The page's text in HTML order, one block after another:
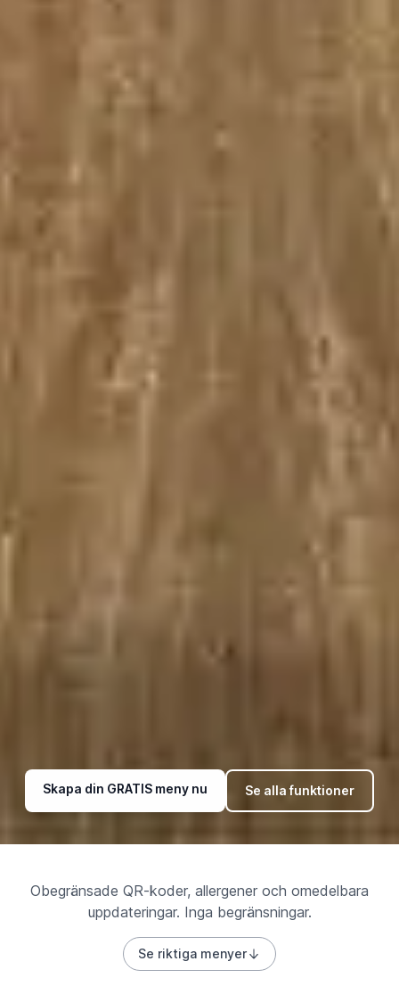
Skapa din GRATIS meny nu Se alla funktioner
Obegränsade QR-koder, allergener och omedelbara
uppdateringar. Inga begränsningar.
Se riktiga menyer